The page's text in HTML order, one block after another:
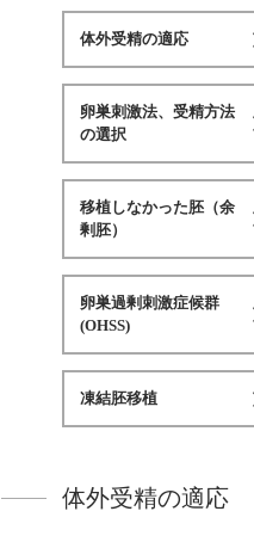
体外受精の適応
卵巣刺激法、受精方法
の選択
移植しなかった胚（余
剰胚）
卵巣過剰刺激症候群
(OHSS)
凍結胚移植
体外受精の適応